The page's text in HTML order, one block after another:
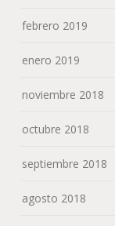
febrero 2019
enero 2019
noviembre 2018
octubre 2018
septiembre 2018
agosto 2018